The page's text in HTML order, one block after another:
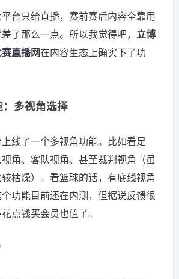
台只给直播，赛前赛后内容全靠用
了那么一点。所以我觉得吧， 立博
直播网在内容生态上确实下了功
多视角选择
线了一个多视角功能。比如看足
角、客队视角、甚至裁判视角（虽
枯燥）。看篮球的话，有底线视角
功能目前还在内测，但据说反馈很
点钱买会员也值了。